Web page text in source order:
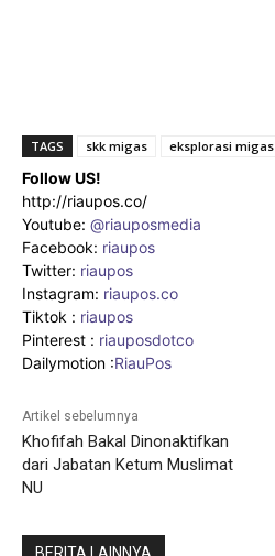
TAGS skk migas eksplorasi migas
Follow US!
http://riaupos.co/
Youtube: @riauposmedia
Facebook: riaupos
Twitter: riaupos
Instagram: riaupos.co
Tiktok : riaupos
Pinterest : riauposdotco
Dailymotion :RiauPos
Artikel sebelumnya
Khofifah Bakal Dinonaktifkan
dari Jabatan Ketum Muslimat
NU